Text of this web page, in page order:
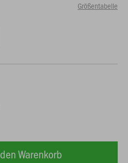
Größentabelle
Warenkorb